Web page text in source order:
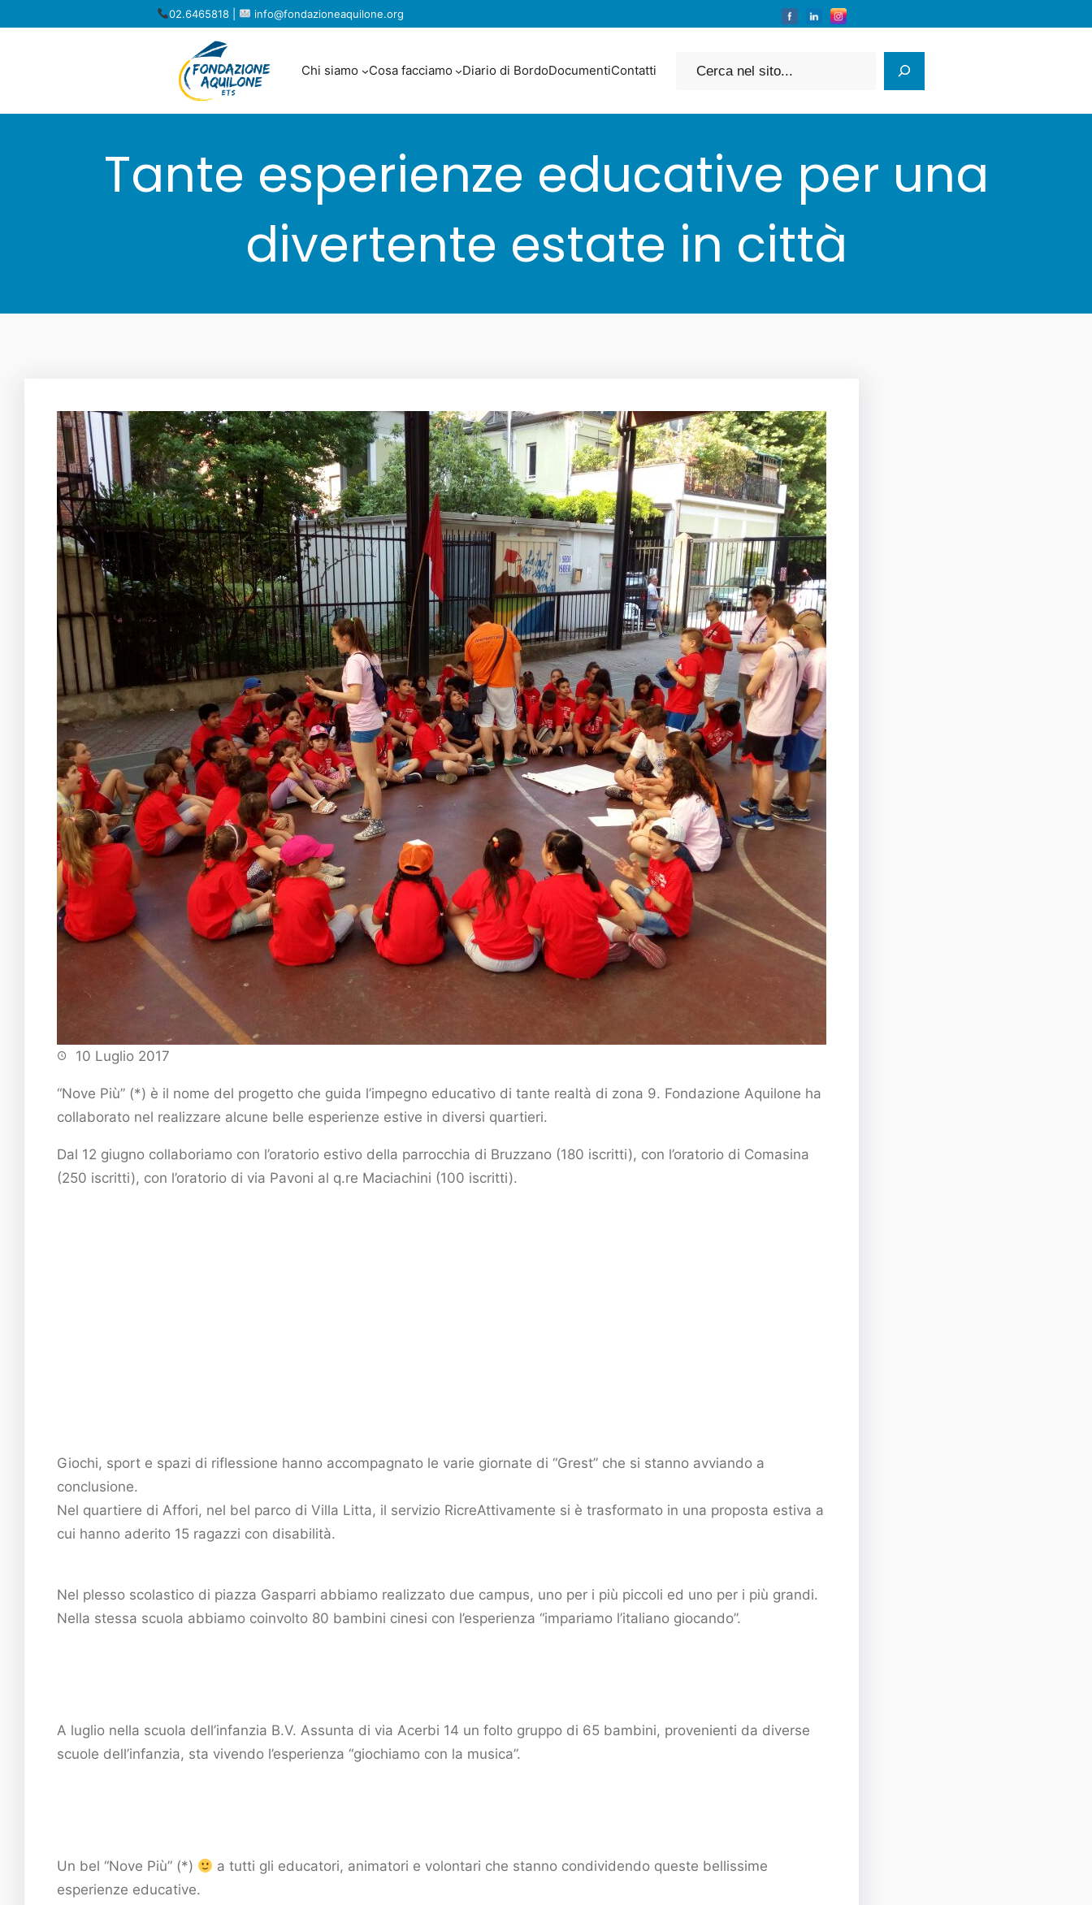
02.6465818 | info@fondazioneaquilone.org
Chi siamo Cosa facciamo Diario di BordoDocumentiContatti Cerca
Tante esperienze educative per una
divertente estate in città
10 Luglio 2017
“Nove Più” (*) è il nome del progetto che guida l’impegno educativo di tante realtà di zona 9. Fondazione Aquilone ha
collaborato nel realizzare alcune belle esperienze estive in diversi quartieri.
Dal 12 giugno collaboriamo con l’oratorio estivo della parrocchia di Bruzzano (180 iscritti), con l’oratorio di Comasina
(250 iscritti), con l’oratorio di via Pavoni al q.re Maciachini (100 iscritti).
Giochi, sport e spazi di riflessione hanno accompagnato le varie giornate di “Grest” che si stanno avviando a
conclusione.
Nel quartiere di Affori, nel bel parco di Villa Litta, il servizio RicreAttivamente si è trasformato in una proposta estiva a
cui hanno aderito 15 ragazzi con disabilità.
Nel plesso scolastico di piazza Gasparri abbiamo realizzato due campus, uno per i più piccoli ed uno per i più grandi.
Nella stessa scuola abbiamo coinvolto 80 bambini cinesi con l’esperienza “impariamo l’italiano giocando”.
A luglio nella scuola dell’infanzia B.V. Assunta di via Acerbi 14 un folto gruppo di 65 bambini, provenienti da diverse
scuole dell’infanzia, sta vivendo l’esperienza “giochiamo con la musica”.
Un bel “Nove Più” (*)
a tutti gli educatori, animatori e volontari che stanno condividendo queste bellissime
esperienze educative.